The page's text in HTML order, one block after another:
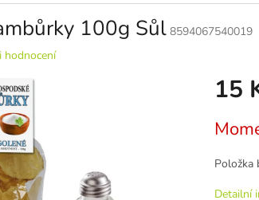
100g Sůl 8594067540019
hodnocení
15
cena:
Položka
Detailní